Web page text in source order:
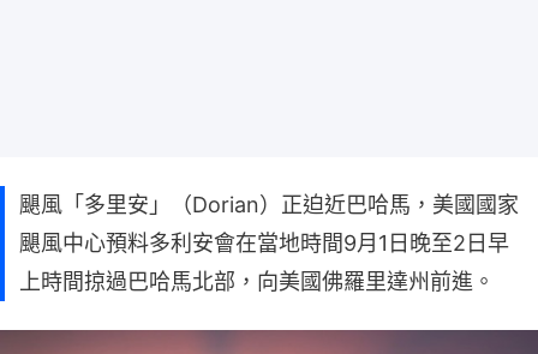
颶風「多里安」（Dorian）正迫近巴哈馬，美國國家
颶風中心預料多利安會在當地時間9月1日晚至2日早
上時間掠過巴哈馬北部，向美國佛羅里達州前進。